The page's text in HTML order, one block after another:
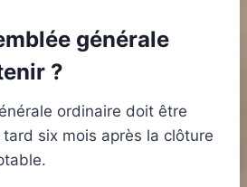
générale
?
ordinaire doit être
six mois après la clôture